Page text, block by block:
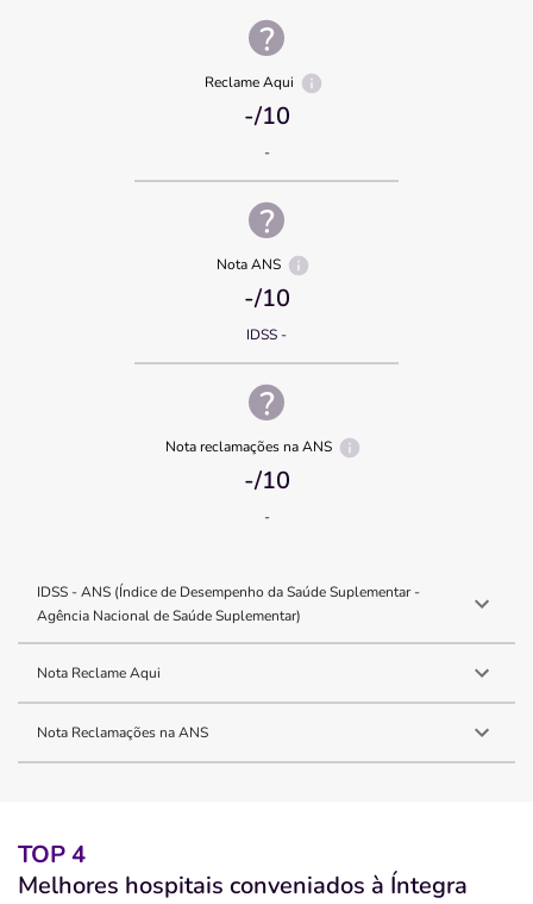
Reclame Aqui
-/10
-
Nota ANS
-/10
IDSS -
Nota reclamações na ANS
-/10
-
IDSS - ANS (Índice de Desempenho da Saúde Suplementar -
Agência Nacional de Saúde Suplementar)
Nota Reclame Aqui
Nota Reclamações na ANS
TOP 4
Melhores hospitais conveniados à Íntegra